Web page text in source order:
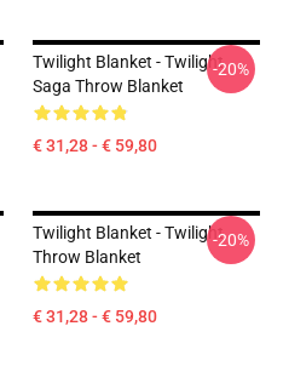
Twilight Blanket - Twilight
Saga Throw Blanket
€ 31,28 - € 59,80
-20%
Twilight Blanket - Twilight
Throw Blanket
€ 31,28 - € 59,80
-20%